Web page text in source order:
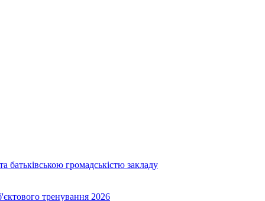
громадськістю закладу
тренування 2026